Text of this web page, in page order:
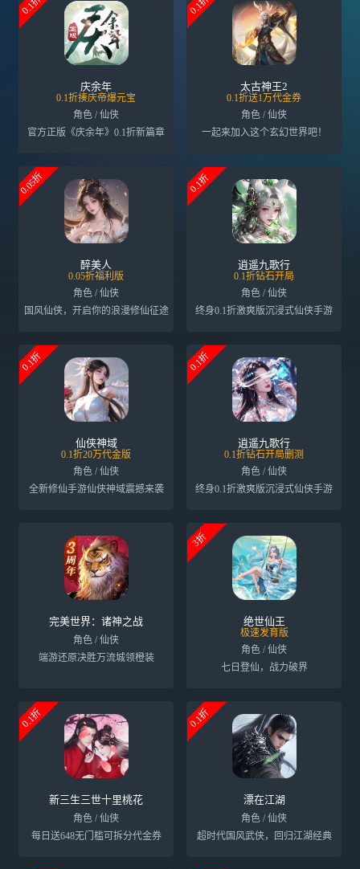
0.1折
庆余年
0.1折揍庆帝爆元宝
角色 / 仙侠
官方正版《庆余年》0.1折新篇章
0.1折
太古神王2
0.1折送1万代金券
角色 / 仙侠
一起来加入这个玄幻世界吧！
0.05折
醉美人
0.05折福利版
角色 / 仙侠
国风仙侠，开启你的浪漫修仙征途
0.1折
逍遥九歌行
0.1折钻石开局
角色 / 仙侠
终身0.1折激爽版沉浸式仙侠手游
0.1折
仙侠神域
0.1折20万代金版
角色 / 仙侠
全新修仙手游仙侠神域震撼来袭
0.1折
逍遥九歌行
0.1折钻石开局删测
角色 / 仙侠
终身0.1折激爽版沉浸式仙侠手游
完美世界：诸神之战
角色 / 仙侠
端游还原决胜万流城领橙装
3折
绝世仙王
极速发育版
角色 / 仙侠
七日登仙，战力破界
0.1折
新三生三世十里桃花
角色 / 仙侠
每日送648无门槛可拆分代金券
0.1折
漂在江湖
角色 / 仙侠
超时代国风武侠，回归江湖经典